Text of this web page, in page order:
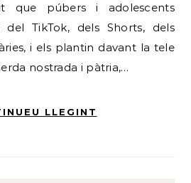
que púbers i adolescents
TikTok, dels Shorts, dels
i els plantin davant la tele
nostrada i pàtria,…
LLEGINT